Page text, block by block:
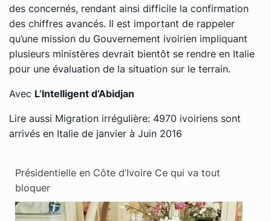
des concernés, rendant ainsi difficile la confirmation
des chiffres avancés. Il est important de rappeler
qu’une mission du Gouvernement ivoirien impliquant
plusieurs ministères devrait bientôt se rendre en Italie
pour une évaluation de la situation sur le terrain.
Avec L’Intelligent d’Abidjan
Lire aussi Migration irrégulière: 4970 ivoiriens sont
arrivés en Italie de janvier à Juin 2016
Présidentielle en Côte d’Ivoire Ce qui va tout
bloquer